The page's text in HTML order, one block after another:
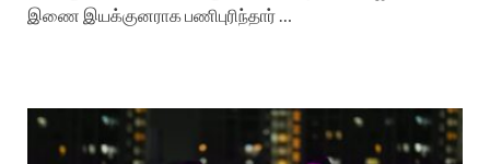
இணை இயக்குனராக பணிபுரிந்தார் …